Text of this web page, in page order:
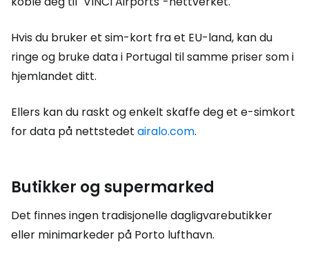
Hvis du bruker et sim-kort fra et EU-land, kan du
ringe og bruke data i Portugal til samme priser som i
hjemlandet ditt.
Ellers kan du raskt og enkelt skaffe deg et e-simkort
for data på nettstedet airalo.com.
Butikker og supermarked
Det finnes ingen tradisjonelle dagligvarebutikker
eller minimarkeder på Porto lufthavn.